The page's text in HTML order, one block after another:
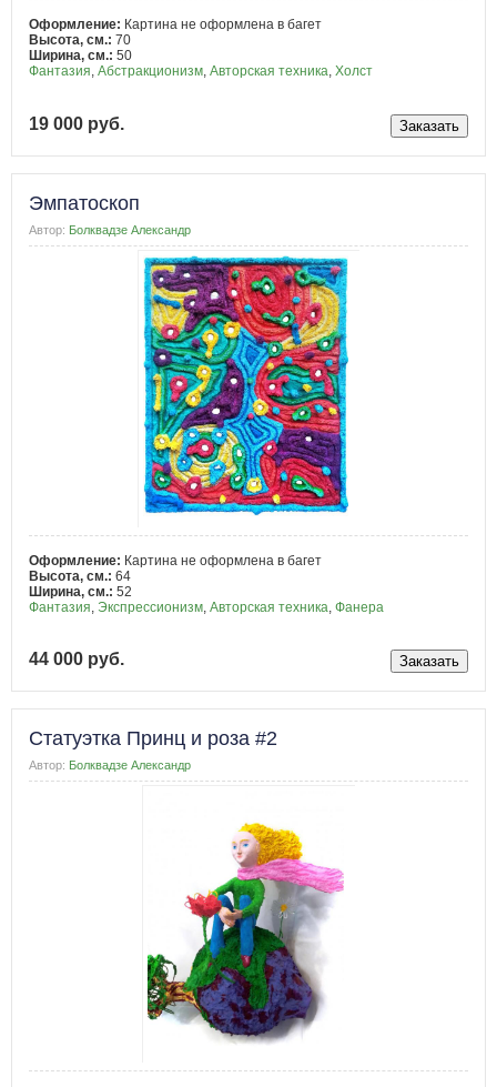
Оформление: Картина не оформлена в багет
Высота, см.: 70
Ширина, см.: 50
Фантазия, Абстракционизм, Авторская техника, Холст
19 000 руб.
Эмпатоскоп
Автор: Болквадзе Александр
Оформление: Картина не оформлена в багет
Высота, см.: 64
Ширина, см.: 52
Фантазия Экспрессионизм Авторская техника Фанера
44 000 руб.
Статуэтка Принц и роза #2
Автор: Болквадзе Александр